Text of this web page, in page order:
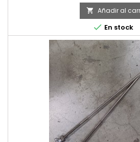
 Añadir al
 En stock